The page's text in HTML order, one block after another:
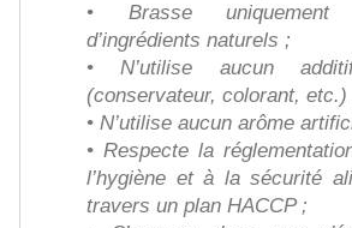
• Brasse
d’ingrédients naturels ;
• N’utilise aucun
(conservateur, colorant, etc.)
• N’utilise aucun arôme
• Respecte la
l’hygiène et à la sécurité
travers un plan HACCP ;